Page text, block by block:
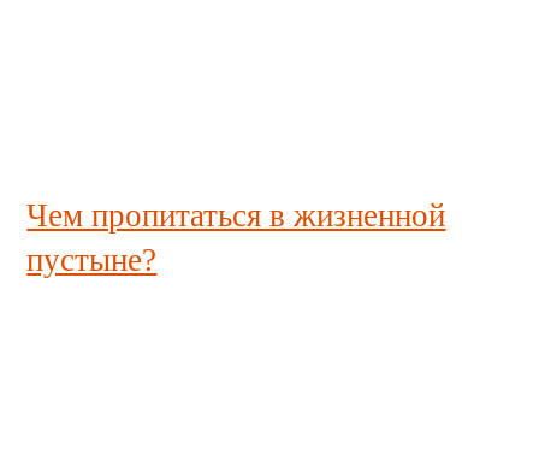
Чем пропитаться в жизненной
пустыне?